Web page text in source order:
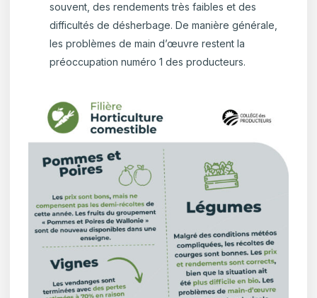
souvent, des rendements très faibles et des
difficultés de désherbage. De manière générale,
les problèmes de main d’œuvre restent la
préoccupation numéro 1 des producteurs.